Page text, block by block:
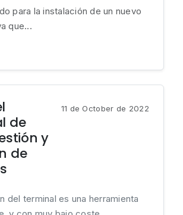
para la instalación de un nuevo
que...
de
y
de
11 de October de 2022
del terminal es una herramienta